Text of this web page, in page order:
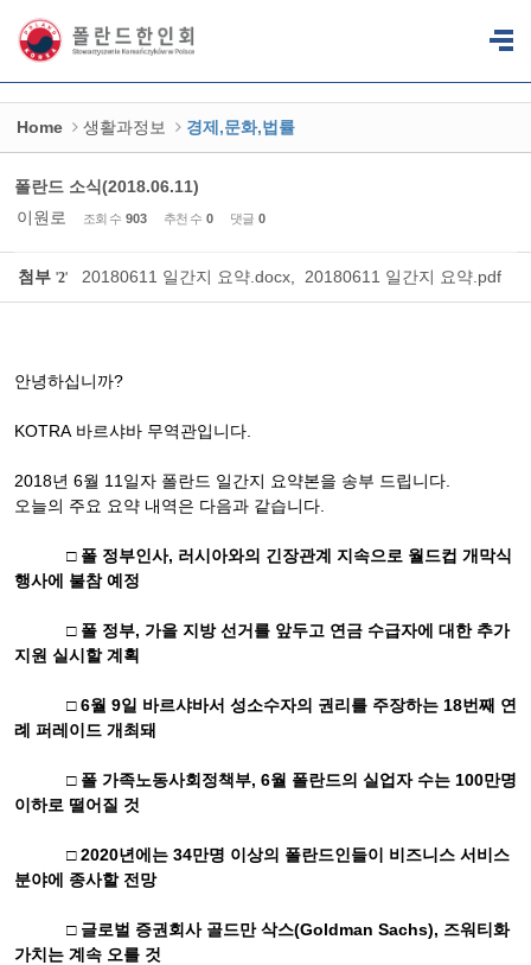
Home 생활과정보 경제,문화,법률
폴란드 소식(2018.06.11)
이원로
조회 수 903 추천 수 0 댓글 0
첨부 '2' 20180611 일간지 요약.docx 20180611 일간지 요약.pdf
안녕하십니까?
KOTRA 바르샤바 무역관입니다
2018년 6월 11 일자 폴란드 일간지 요약본을 송부 드립니다
오늘의 주요 요약 내역은 다음과 같습니다
□ 폴 정부인사, 러시아와의 긴장관계 지속으로 월드컵 개막식
행사에 불참 예정
□ 폴 정부, 가을 지방 선거를 앞두고 연금 수급자에 대한 추가
지원 실시할 계획
□6월 9일 바르샤바서 성소수자의 권리를 주장하는 18번째 연
례 퍼레이드 개최돼
□ 폴 가족노동사회정책부, 6월 폴란드의 실업자 수는 100만명
이하로 떨어질 것
□2020년에는 34만명 이상의 폴란드인들이 비즈니스 서비스
분야에 종사할 전망
□ 글로벌 증권회사 골드만 삭스(Goldman Sachs), 즈워티화
가치는 계속 오를 것